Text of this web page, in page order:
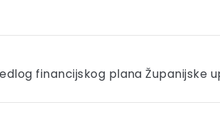
financijskog plana Županijske